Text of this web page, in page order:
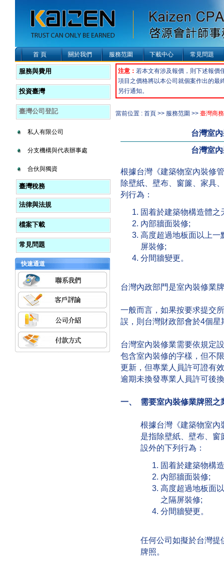
首 頁 關於我們 服務范圍 下載中心 常見問題
服務與費用
投資臺灣
臺灣公司登記
私人有限公司
分支機構與代表辦事處
合伙與獨資
臺灣稅務
法律與法規
檔案下載
常見問題
快速通道
注意： 若本文有涉及報價，則下述報價
項目之價格將以本公司就個案作出的最
另行通知。
當前位置 : 首頁 >> 服務范圍 >> 臺灣商
台灣室
台灣室
根據台灣《建築物室內裝修
除壁紙、壁布、窗簾、家具
列行為：
固着於建築物構造體之
內部牆面裝修;
高度超過地板面以上一
屏裝修;
分間牆變更。
台灣內政部門是室內裝修業
一般而言，如果按要求提交
誤，則台灣財政部會於4個星
台灣室內裝修業需要依規定
包含室內裝修的字樣，但不
更新，但專業人員許可證有
逾期未換發專業人員許可後
一、 需要室內裝修業牌照之
根據台灣《建築物室內
是指除壁紙、壁布、
設外的下列行為：
固着於建築物構
內部牆面裝修;
高度超過地板面
之隔屏裝修;
分間牆變更。
任何公司如擬於台灣提
牌照。